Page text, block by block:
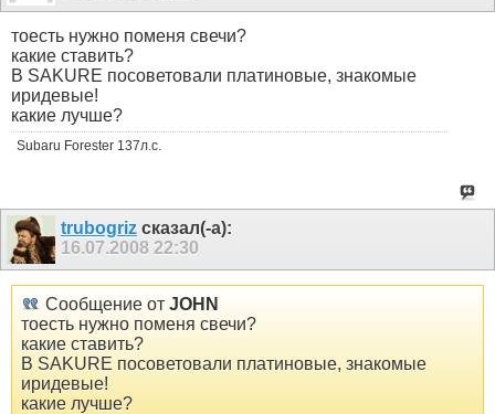
тоесть нужно поменя свечи?
какие ставить?
В SAKURE посоветовали платиновые, знакомые
иридевые!
какие лучше?
Subaru Forester 137л.с.
trubogriz сказал(-а):
16.07.2008 22:30
Сообщение от JOHN
тоесть нужно поменя свечи?
какие ставить?
В SAKURE посоветовали платиновые, знакомые
иридевые!
какие лучше?